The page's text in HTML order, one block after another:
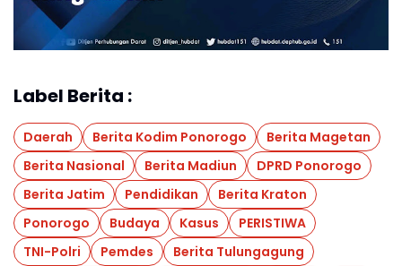
Label Berita :
Daerah Berita Kodim Ponorogo
Berita Magetan
Berita Nasional
Berita Madiun
DPRD Ponorogo
Berita Jatim
Pendidikan
Berita Kraton
Ponorogo
Budaya Kasus
PERISTIWA
TNI-Polri
Pemdes
Berita Tulungagung